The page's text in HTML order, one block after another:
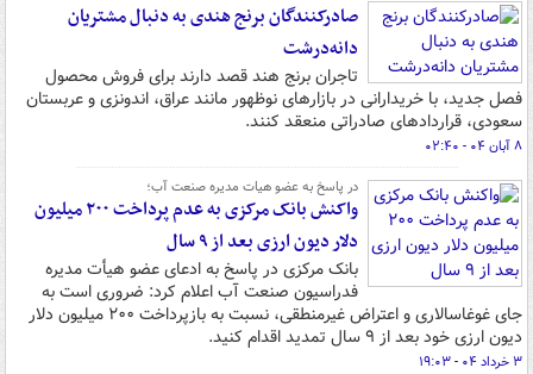
صادرکنندگان برنج هندی به دنبال مشتریان
دانه‌درشت
تاجران برنج هند قصد دارند برای فروش محصول
فصل جدید، با خریدارانی در بازارهای نوظهور مانند عراق، اندونزی و عربستان
سعودی، قراردادهای صادراتی منعقد کنند.
۸ آبان ۰۴ - ۰۲:۴۰
در پاسخ به عضو هیات مدیره صنعت آب؛
واکنش بانک مرکزی به عدم پرداخت ۲۰۰ میلیون
دلار دیون ارزی بعد از ۹ سال
بانک مرکزی در پاسخ به ادعای عضو هیأت مدیره
فدراسیون صنعت آب اعلام کرد: ضروری است به
جای غوغاسالاری و اعتراض غیرمنطقی، نسبت به بازپرداخت ۲۰۰ میلیون دلار
دیون ارزی خود بعد از ۹ سال تمدید اقدام کنید.
۳ خرداد ۰۴ - ۱۹:۰۳